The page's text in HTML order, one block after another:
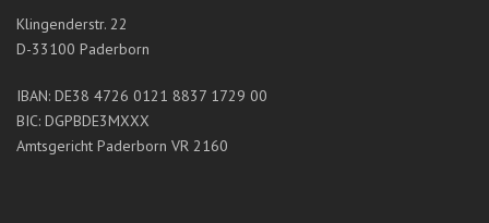
Klingenderstr. 22
D-33100 Paderborn
IBAN: DE38 4726 0121 8837 1729 00
BIC: DGPBDE3MXXX
Amtsgericht Paderborn VR 2160